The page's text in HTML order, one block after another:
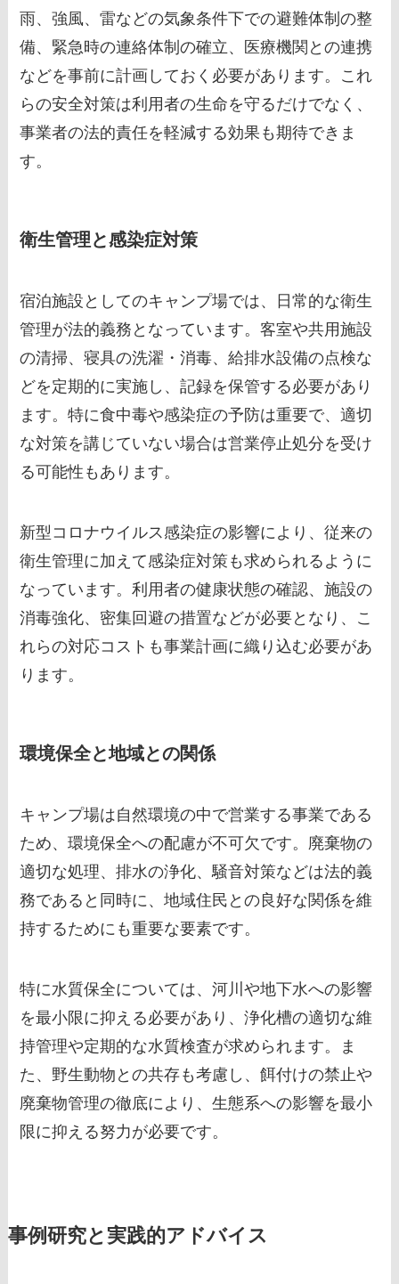
雨、強風、雷などの気象条件下での避難体制の整
備、緊急時の連絡体制の確立、医療機関との連携
などを事前に計画しておく必要があります。これ
らの安全対策は利用者の生命を守るだけでなく、
事業者の法的責任を軽減する効果も期待できま
す。
衛生管理と感染症対策
宿泊施設としてのキャンプ場では、日常的な衛生
管理が法的義務となっています。客室や共用施設
の清掃、寝具の洗濯・消毒、給排水設備の点検な
どを定期的に実施し、記録を保管する必要があり
ます。特に食中毒や感染症の予防は重要で、適切
な対策を講じていない場合は営業停止処分を受け
る可能性もあります。
新型コロナウイルス感染症の影響により、従来の
衛生管理に加えて感染症対策も求められるように
なっています。利用者の健康状態の確認、施設の
消毒強化、密集回避の措置などが必要となり、こ
れらの対応コストも事業計画に織り込む必要があ
ります。
環境保全と地域との関係
キャンプ場は自然環境の中で営業する事業である
ため、環境保全への配慮が不可欠です。廃棄物の
適切な処理、排水の浄化、騒音対策などは法的義
務であると同時に、地域住民との良好な関係を維
持するためにも重要な要素です。
特に水質保全については、河川や地下水への影響
を最小限に抑える必要があり、浄化槽の適切な維
持管理や定期的な水質検査が求められます。ま
た、野生動物との共存も考慮し、餌付けの禁止や
廃棄物管理の徹底により、生態系への影響を最小
限に抑える努力が必要です。
事例研究と実践的アドバイス